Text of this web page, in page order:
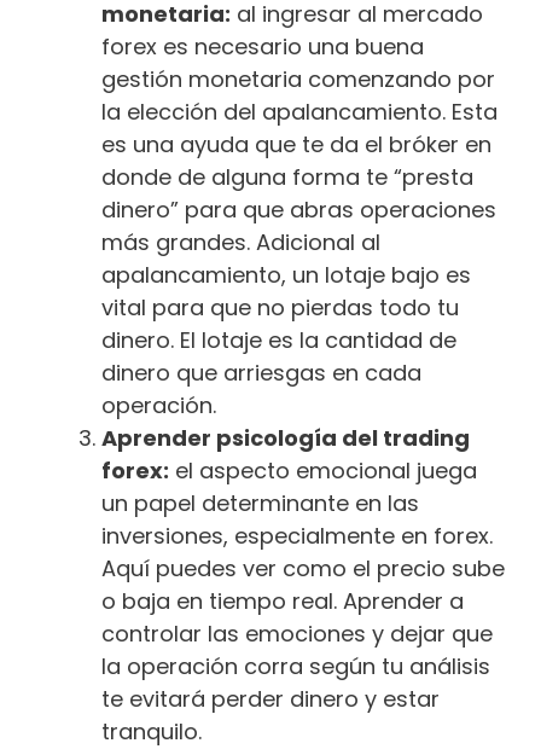
monetaria: al ingresar al mercado
forex es necesario una buena
gestión monetaria comenzando por
la elección del apalancamiento. Esta
es una ayuda que te da el bróker en
donde de alguna forma te “presta
dinero” para que abras operaciones
más grandes. Adicional al
apalancamiento, un lotaje bajo es
vital para que no pierdas todo tu
dinero. El lotaje es la cantidad de
dinero que arriesgas en cada
operación.
Aprender psicología del trading
forex: el aspecto emocional juega
un papel determinante en las
inversiones, especialmente en forex.
Aquí puedes ver como el precio sube
o baja en tiempo real. Aprender a
controlar las emociones y dejar que
la operación corra según tu análisis
te evitará perder dinero y estar
tranquilo.